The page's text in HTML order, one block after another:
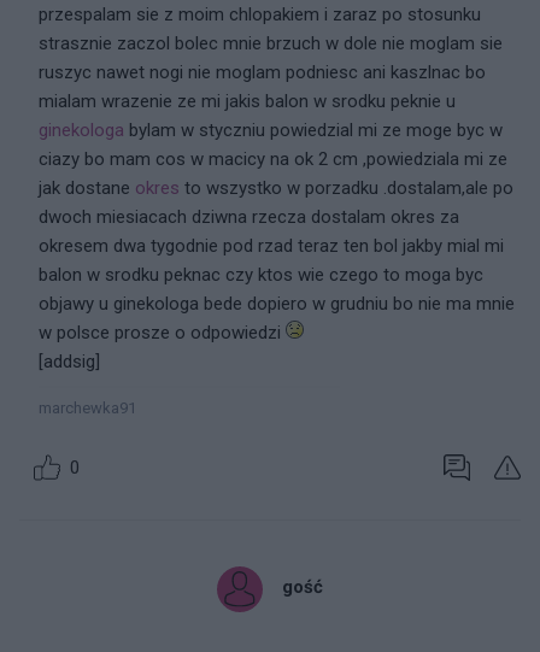
przespalam sie z moim chlopakiem i zaraz po stosunku
strasznie zaczol bolec mnie brzuch w dole nie moglam sie
ruszyc nawet nogi nie moglam podniesc ani kaszlnac bo
mialam wrazenie ze mi jakis balon w srodku peknie u
ginekologa bylam w styczniu powiedzial mi ze moge byc w
ciazy bo mam cos w macicy na ok 2 cm ,powiedziala mi ze
jak dostane okres to wszystko w porzadku .dostalam,ale po
dwoch miesiacach dziwna rzecza dostalam okres za
okresem dwa tygodnie pod rzad teraz ten bol jakby mial mi
balon w srodku peknac czy ktos wie czego to moga byc
objawy u ginekologa bede dopiero w grudniu bo nie ma mnie
w polsce prosze o odpowiedzi
[addsig]
marchewka91
0
gość